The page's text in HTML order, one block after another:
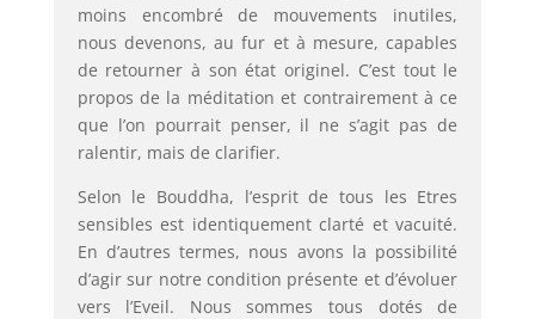
moins encombré de mouvements inutiles,
nous devenons, au fur et à mesure, capables
de retourner à son état originel. C’est tout le
propos de la méditation et contrairement à ce
que l’on pourrait penser, il ne s’agit pas de
ralentir, mais de clarifier.
Selon le Bouddha, l’esprit de tous les Etres
sensibles est identiquement clarté et vacuité.
En d’autres termes, nous avons la possibilité
d’agir sur notre condition présente et d’évoluer
vers l’Eveil. Nous sommes tous dotés de